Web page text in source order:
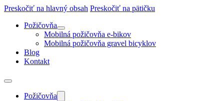
Preskočiť na hlavný obsah Preskočiť na pätičku
Požičovňa
Mobilná požičovňa e-bikov
Mobilná požičovňa gravel bicyklov
Blog
Kontakt
Požičovňa